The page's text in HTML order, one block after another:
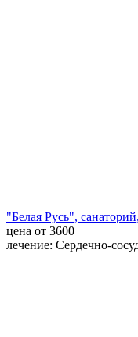
"Белая Русь",
цена от 3600
лечение: Сердечно-